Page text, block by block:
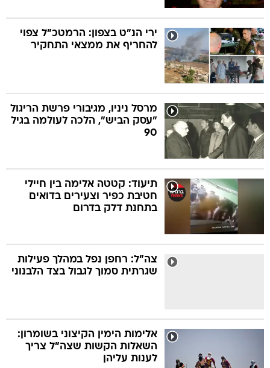
ירי הנ"ט בצפון: הרמטכ"ל צפוי
להחריף את ממצאי התחקיר
מרסל ניניו, מגיבורי פרשת הריגול
"עסק הביש", הלכה לעולמה בגיל
90
תיעוד: קטטה אלימה בין חיילי
חטיבת כפיר וצעירים בדואים
בתחנת דלק בדרום
צה"ל: רחפן נפל במהלך פעילות
שגרתית סמוך לגבול בצד הלבנוני
אלימות הימין הקיצוני בשומרון:
השאלות הקשות שצה"ל צריך
לענות עליהן